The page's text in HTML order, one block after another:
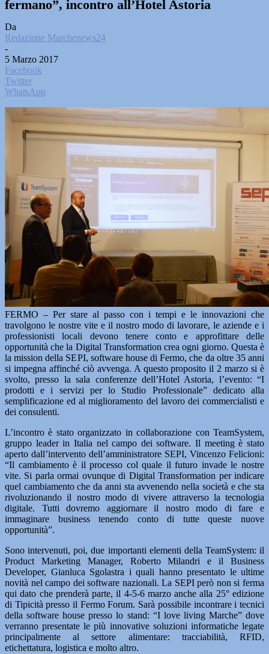
fermano”, incontro all’Hotel Astoria
Da
Redazione Marchenews24
-
5 Marzo 2017
Facebook
Twitter
WhatsApp
FERMO – Per stare al passo con i tempi e le innovazioni che
travolgono le nostre vite e il nostro modo di lavorare, le aziende e i
professionisti locali devono tenere conto e approfittare delle
opportunità che la Digital Transformation crea ogni giorno. Questa è
la mission della SEPI, software house di Fermo, che da oltre 35 anni
si impegna affinché ciò avvenga. A questo proposito il 2 marzo si è
svolto, presso la sala conferenze dell’Hotel Astoria, l’evento: “I
prodotti e i servizi per lo Studio Professionale” dedicato alla
semplificazione ed al miglioramento del lavoro dei commercialisti e
dei consulenti.
L’incontro è stato organizzato in collaborazione con TeamSystem,
gruppo leader in Italia nel campo dei software. Il meeting è stato
aperto dall’intervento dell’amministratore SEPI, Vincenzo Felicioni:
“Il cambiamento è il processo col quale il futuro invade le nostre
vite. Si parla ormai ovunque di Digital Transformation per indicare
quel cambiamento che da anni sta avvenendo nella società e che sta
rivoluzionando il nostro modo di vivere attraverso la tecnologia
digitale. Tutti dovremo aggiornare il nostro modo di fare e
immaginare business tenendo conto di tutte queste nuove
opportunità”.
Sono intervenuti, poi, due importanti elementi della TeamSystem: il
Product Marketing Manager, Roberto Milandri e il Business
Developer, Gianluca Sgolastra i quali hanno presentato le ultime
novità nel campo dei software nazionali. La SEPI però non si ferma
qui dato che prenderà parte, il 4-5-6 marzo anche alla 25° edizione
di Tipicità presso il Fermo Forum. Sarà possibile incontrare i tecnici
della software house presso lo stand: “I love living Marche” dove
verranno presentate le più innovative soluzioni informatiche legate
principalmente al settore alimentare: tracciabilità, RFID,
etichettatura, logistica e molto altro.